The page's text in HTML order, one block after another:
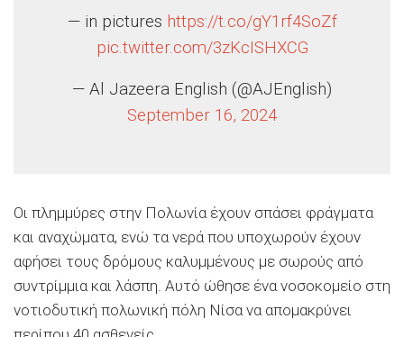
— in pictures https://t.co/gY1rf4SoZf
pic.twitter.com/3zKcISHXCG
— Al Jazeera English (@AJEnglish)
September 16, 2024
Οι πλημμύρες στην Πολωνία έχουν σπάσει φράγματα
και αναχώματα, ενώ τα νερά που υποχωρούν έχουν
αφήσει τους δρόμους καλυμμένους με σωρούς από
συντρίμμια και λάσπη. Αυτό ώθησε ένα νοσοκομείο στη
νοτιοδυτική πολωνική πόλη Νίσα να απομακρύνει